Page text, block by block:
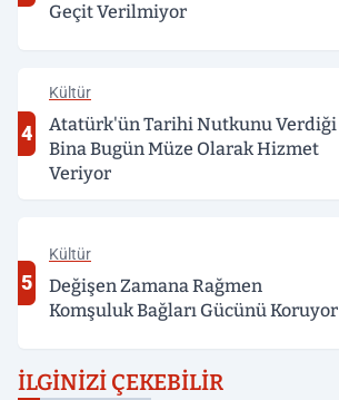
Geçit Verilmiyor
4
Kültür
Atatürk'ün Tarihi Nutkunu Verdiği
Bina Bugün Müze Olarak Hizmet
Veriyor
5
Kültür
Değişen Zamana Rağmen
Komşuluk Bağları Gücünü Koruyor
İLGINIZI ÇEKEBILIR